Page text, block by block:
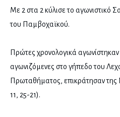
Με 2 στα 2 κύλισε το αγωνιστικό
του Παμβοχαϊκού.
Πρώτες χρονολογικά αγωνίστηκαν
αγωνιζόμενες στο γήπεδο του
Πρωταθήματος, επικράτησαν
11, 25-21).